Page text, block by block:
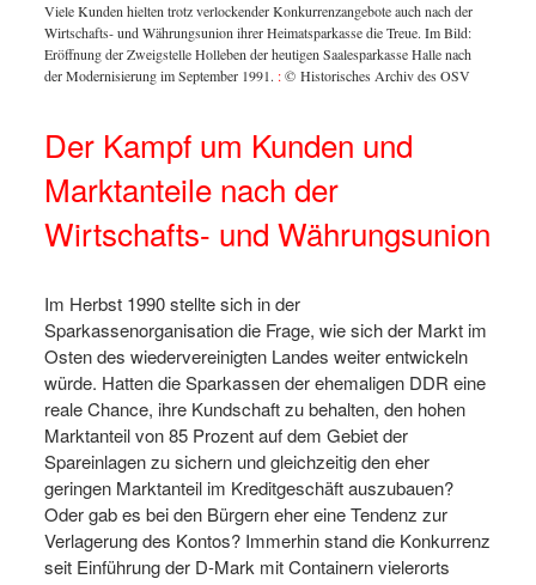
Viele Kunden hielten trotz verlockender Konkurrenzangebote auch nach der
Wirtschafts- und Währungsunion ihrer Heimatsparkasse die Treue. Im Bild:
Eröffnung der Zweigstelle Holleben der heutigen Saalesparkasse Halle nach
der Modernisierung im September 1991. :© Historisches Archiv des OSV
Der Kampf um Kunden und
Marktanteile nach der
Wirtschafts- und Währungsunion
Im Herbst 1990 stellte sich in der
Sparkassenorganisation die Frage, wie sich der Markt im
Osten des wiedervereinigten Landes weiter entwickeln
würde. Hatten die Sparkassen der ehemaligen DDR eine
reale Chance, ihre Kundschaft zu behalten, den hohen
Marktanteil von 85 Prozent auf dem Gebiet der
Spareinlagen zu sichern und gleichzeitig den eher
geringen Marktanteil im Kreditgeschäft auszubauen?
Oder gab es bei den Bürgern eher eine Tendenz zur
Verlagerung des Kontos? Immerhin stand die Konkurrenz
seit Einführung der D-Mark mit Containern vielerorts